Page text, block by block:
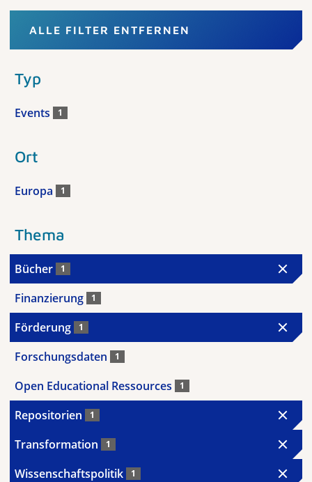
ALLE FILTER ENTFERNEN
Typ
Events 1
Ort
Europa 1
Thema
Bücher 1
Finanzierung 1
Förderung 1
Forschungsdaten 1
Open Educational Ressources 1
Repositorien 1
Transformation 1
Wissenschaftspolitik 1